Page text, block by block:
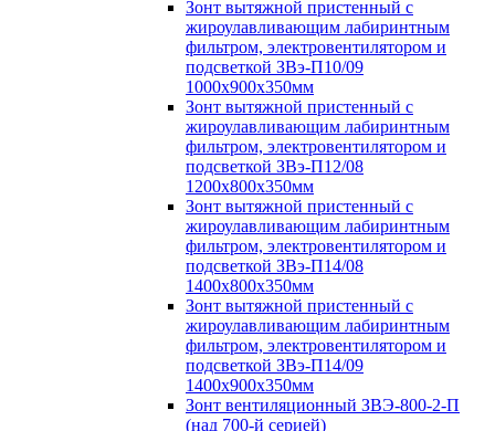
Зонт вытяжной пристенный с
жироулавливающим лабиринтным
фильтром, электровентилятором и
подсветкой ЗВэ-П10/09
1000х900х350мм
Зонт вытяжной пристенный с
жироулавливающим лабиринтным
фильтром, электровентилятором и
подсветкой ЗВэ-П12/08
1200х800х350мм
Зонт вытяжной пристенный с
жироулавливающим лабиринтным
фильтром, электровентилятором и
подсветкой ЗВэ-П14/08
1400х800х350мм
Зонт вытяжной пристенный с
жироулавливающим лабиринтным
фильтром, электровентилятором и
подсветкой ЗВэ-П14/09
1400х900х350мм
Зонт вентиляционный ЗВЭ-800-2-П
(над 700-й серией)